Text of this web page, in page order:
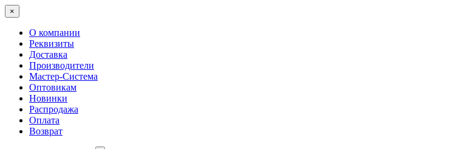
×
О компании
Реквизиты
Доставка
Производители
Мастер-Система
Оптовикам
Новинки
Распродажа
Оплата
Возврат